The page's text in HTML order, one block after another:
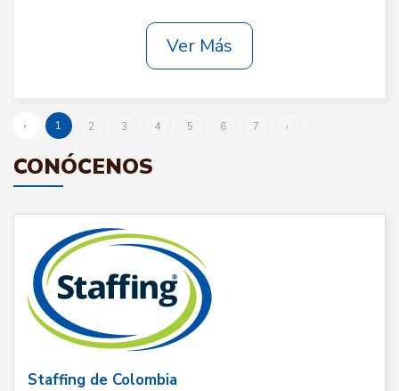
Ver Más
‹ 1 2 3 4 5 6 7 ›
CONÓCENOS
Staffing de Colombia